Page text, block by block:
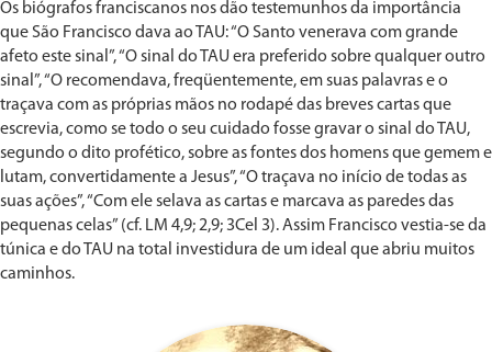
Os biógrafos franciscanos nos dão testemunhos da importância
que São Francisco dava ao TAU: “O Santo venerava com grande
afeto este sinal”, “O sinal do TAU era preferido sobre qualquer outro
sinal”, “O recomendava, freqüentemente, em suas palavras e o
traçava com as próprias mãos no rodapé das breves cartas que
escrevia, como se todo o seu cuidado fosse gravar o sinal do TAU,
segundo o dito profético, sobre as fontes dos homens que gemem e
lutam, convertidamente a Jesus”, “O traçava no início de todas as
suas ações”, “Com ele selava as cartas e marcava as paredes das
pequenas celas” (cf. LM 4,9; 2,9; 3Cel 3). Assim Francisco vestia-se da
túnica e do TAU na total investidura de um ideal que abriu muitos
caminhos.